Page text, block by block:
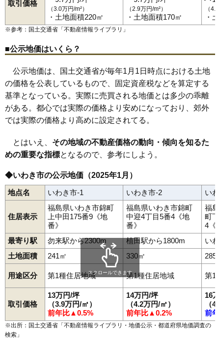
四倉町上仁井田 12万円 1,243万円 -3.5%
83 常磐西郷町 12万円
85 仁井田町 11万円 1,556万円 7.0%
86 小名浜林城 11万円 953万円 -6.9%
87 小名浜住吉 11万円 1,039万円 -4.1%
88 好間町上好間 11万円 878万円 -5.2%
89 久之浜町西 11万円 1,014万円 -0.4%
91 永崎 10万円 867万円 1.6%
92 洋向台 10万円 955万円
93 平中山 9.9万円
94 内郷宮町 9.8万円 764万円 -4.3%
95 常磐水野谷町 9.7万円 639万円 -7.9%
96 南台 9.5万円 743万円 8.5%
久之浜町久之浜 3.7%
98 小川町高萩 9.2万円 679万円 -0.7%
99 小川町上平 9.2万円 -2.0%
100 金山町 9.0万円 890万円 -3.8%
102 好間町小谷作 409万円 11.0%
泉町黒須野 879万円 -1.8%
104 平山崎 8.8万円 793万円 -5.0%
取引価格
（3.0万円/m²）
・土地面積220㎡
（2.9万円/m²）
・土地面積170㎡
（
・
※参考：国土交通省「不動産情報ライブラリ 」
■公示地価はいくら？
公示地価は、国土交通省が毎年1月1日時点における土地
の価格を公表しているもので、固定資産税などを算定する
基準となっている。実際に売買される地価とは多少の乖離
がある。都心では実際の価格より安めになっており、郊外
では実際の価格より高めに設定されてる。
とはいえ、 その地域の不動産価格の動向・傾向を知るた
めの重要な指標となるので、参考にしよう。
◆いわき市の公示地価（2025年1月）
地点名 いわき市-1 いわき市-2 い
住居表示
福島県いわき市錦町
上中田175番9《地
番》
福島県いわき市錦町
中迎4丁目5番4《地
番》
福
町
4《
最寄り駅
勿来駅から2300m 植田駅から1800m
い
土地面積
241㎡ 330㎡ 285
用途区分 第1種住居地域 第1種住居地域 第1
取引価格
13万円/坪
（3.9万円/㎡）
前年比▲0.5%
14万円/坪
（4.2万円/㎡）
前年比▲0.2%
16
（
前
スクロールできます
※出所：国土交通省「不動産情報ライブラリ・地価公示・都道府県地価調査の
検索 」
常磐上矢田町常磐上湯長谷町 常磐下船尾町常磐下湯長谷町
常磐白鳥町 常磐関船町常磐西郷町 常磐藤原町常磐松が台
常磐松久須根町常磐水野谷町常磐湯本町平平赤井
平赤井比良平泉崎平薄磯平大室平鎌田
平豊間平中神谷平中平窪
平原高野平藤間平幕ノ内平南白土平谷川瀬平山崎平四ツ波
中部工業団地
遠野町上遠野遠野町滝 遠野町根岸
遠野町深山田
中岡町永崎 中之作 仁井田町錦町 錦町中央葉山
久之浜町金ケ沢 久之浜町末続 久之浜町田之網久之浜町西
久之浜町久之浜平成南台三和町渡戸明治団地山田町洋向台
好間工業団地
好間町今新田好間町小谷作
好間町上好間
好間町川中子好間町北好間好間町榊小屋好間町下好間
好間町中好間 四倉町四倉町大森 四倉町上仁井田
四倉町駒込 四倉町下仁井田四倉町玉山四倉町細谷
いわき駅 赤井駅小川郷駅 植田駅 泉駅湯本駅
四ツ倉駅久ノ浜駅